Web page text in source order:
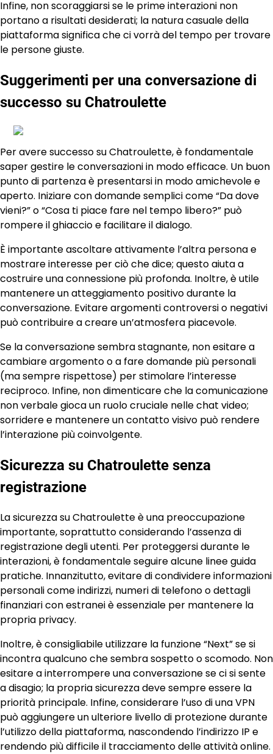
Infine, non scoraggiarsi se le prime interazioni non
portano a risultati desiderati; la natura casuale della
piattaforma significa che ci vorrà del tempo per trovare
le persone giuste.
Suggerimenti per una conversazione di
successo su Chatroulette
Per avere successo su Chatroulette, è fondamentale
saper gestire le conversazioni in modo efficace. Un buon
punto di partenza è presentarsi in modo amichevole e
aperto. Iniziare con domande semplici come “Da dove
vieni?” o “Cosa ti piace fare nel tempo libero?” può
rompere il ghiaccio e facilitare il dialogo.
È importante ascoltare attivamente l’altra persona e
mostrare interesse per ciò che dice; questo aiuta a
costruire una connessione più profonda. Inoltre, è utile
mantenere un atteggiamento positivo durante la
conversazione. Evitare argomenti controversi o negativi
può contribuire a creare un’atmosfera piacevole.
Se la conversazione sembra stagnante, non esitare a
cambiare argomento o a fare domande più personali
(ma sempre rispettose) per stimolare l’interesse
reciproco. Infine, non dimenticare che la comunicazione
non verbale gioca un ruolo cruciale nelle chat video;
sorridere e mantenere un contatto visivo può rendere
l’interazione più coinvolgente.
Sicurezza su Chatroulette senza
registrazione
La sicurezza su Chatroulette è una preoccupazione
importante, soprattutto considerando l’assenza di
registrazione degli utenti. Per proteggersi durante le
interazioni, è fondamentale seguire alcune linee guida
pratiche. Innanzitutto, evitare di condividere informazioni
personali come indirizzi, numeri di telefono o dettagli
finanziari con estranei è essenziale per mantenere la
propria privacy.
Inoltre, è consigliabile utilizzare la funzione “Next” se si
incontra qualcuno che sembra sospetto o scomodo. Non
esitare a interrompere una conversazione se ci si sente
a disagio; la propria sicurezza deve sempre essere la
priorità principale. Infine, considerare l’uso di una VPN
può aggiungere un ulteriore livello di protezione durante
l’utilizzo della piattaforma, nascondendo l’indirizzo IP e
rendendo più difficile il tracciamento delle attività online.